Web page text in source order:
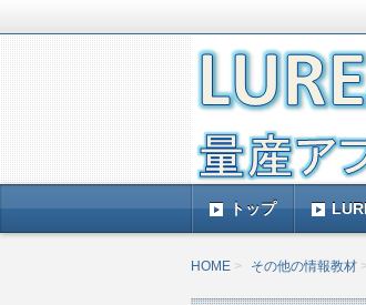
LUREAplus実践記
がレビューするの
トップ
HOME その他の情報教材